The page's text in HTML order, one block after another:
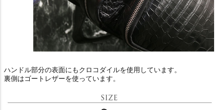
ハンドル部分の表面にもクロコダイルを使用しています。
裏側はゴートレザーを使っています。